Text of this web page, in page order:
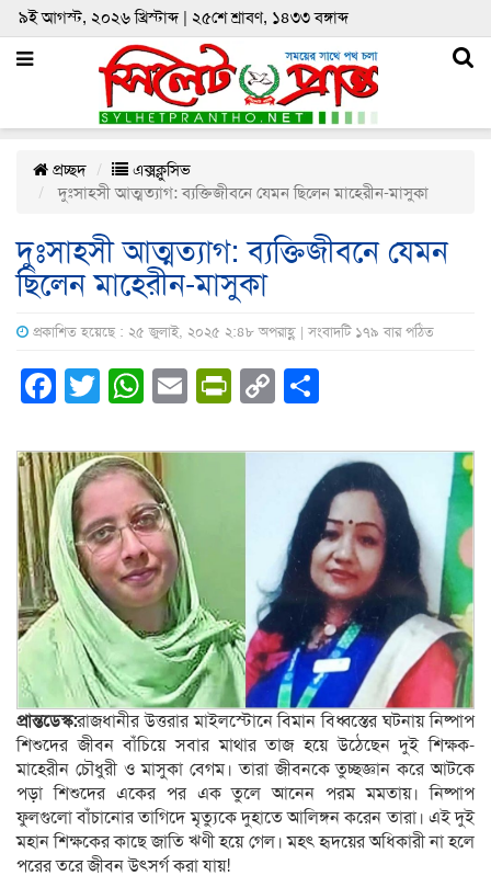
৯ই আগস্ট, ২০২৬ খ্রিস্টাব্দ | ২৫শে শ্রাবণ, ১৪৩৩ বঙ্গাব্দ
প্রচ্ছদ
এক্সক্লুসিভ
দুঃসাহসী আত্মত্যাগ: ব্যক্তিজীবনে যেমন ছিলেন মাহেরীন-মাসুকা
দুঃসাহসী আত্মত্যাগ: ব্যক্তিজীবনে যেমন
ছিলেন মাহেরীন-মাসুকা
প্রকাশিত হয়েছে : ২৫ জুলাই, ২০২৫ ২:৪৮ অপরাহ্ণ | সংবাদটি ১৭৯ বার পঠিত
Facebook
Twitter
WhatsApp
EmailPrintFriendly
Copy
প্রান্তডেস্ক:রাজধানীর উত্তরার মাইলস্টোনে বিমান বিধ্বস্তের ঘটনায় নিষ্পাপ
শিশুদের জীবন বাঁচিয়ে সবার মাথার তাজ হয়ে উঠেছেন দুই শিক্ষক-
মাহেরীন চৌধুরী ও মাসুকা বেগম। তারা জীবনকে তুচ্ছজ্ঞান করে আটকে
পড়া শিশুদের একের পর এক তুলে আনেন পরম মমতায়। নিষ্পাপ
ফুলগুলো বাঁচানোর তাগিদে মৃত্যুকে দুহাতে আলিঙ্গন করেন তারা। এই দুই
মহান শিক্ষকের কাছে জাতি ঋণী হয়ে গেল। মহৎ হৃদয়ের অধিকারী না হলে
পরের তরে জীবন উৎসর্গ করা যায়!